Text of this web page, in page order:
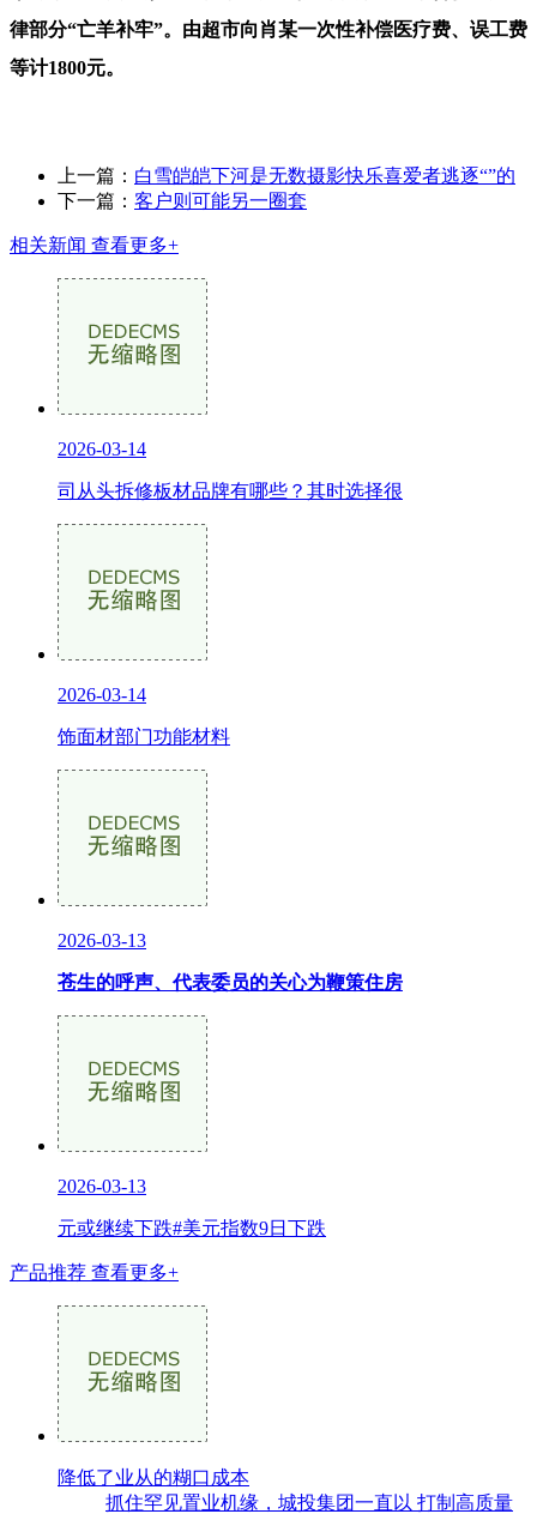
律部分“亡羊补牢”。由超市向肖某一次性补偿医疗费、误工费
等计1800元。
上一篇： 白雪皑皑下河是无数摄影快乐喜爱者逃逐“”的
下一篇： 客户则可能另一圈套
相关新闻 查看更多+
2026-03-14
司从头拆修板材品牌有哪些？其时选择很
2026-03-14
饰面材部门功能材料
2026-03-13
苍生的呼声、代表委员的关心为鞭策住房
2026-03-13
元或继续下跌#美元指数9日下跌
产品推荐 查看更多+
降低了业从的糊口成本
抓住罕见置业机缘，城投集团一直以 打制高质量